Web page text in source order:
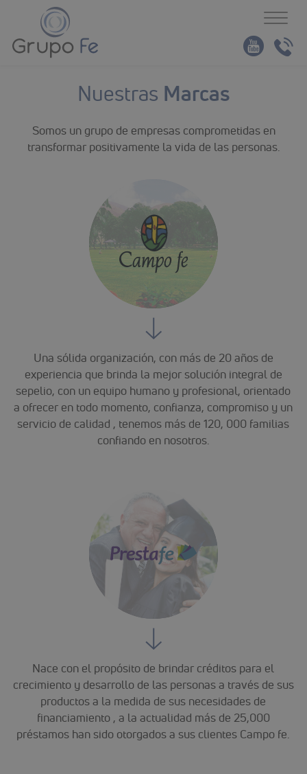
Nuestras Marcas
Somos un grupo de empresas comprometidas en
transformar positivamente la vida de las personas.
Una sólida organización, con más de 20 años de
experiencia que brinda la mejor solución integral de
sepelio, con un equipo humano y profesional, orientado
a ofrecer en todo momento, confianza, compromiso y un
servicio de calidad , tenemos más de 120, 000 familias
confiando en nosotros.
Nace con el propósito de brindar créditos para el
crecimiento y desarrollo de las personas a través de sus
productos a la medida de sus necesidades de
financiamiento , a la actualidad más de 25,000
préstamos han sido otorgados a sus clientes Campo fe.